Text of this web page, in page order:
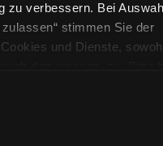
zu verbessern. Bei
stimmen Sie der
und Dienste,
eine Verarbeitung in
(Länder außerhalb
Hamburg, Harlequin
Mira Taschenbuch;